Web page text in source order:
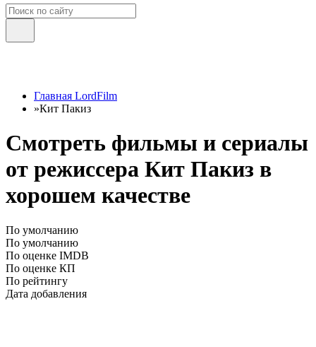
Главная LordFilm
»Кит Пакиз
Смотреть фильмы и сериалы
от режиссера Кит Пакиз в
хорошем качестве
По умолчанию
По умолчанию
По оценке IMDB
По оценке КП
По рейтингу
Дата добавления